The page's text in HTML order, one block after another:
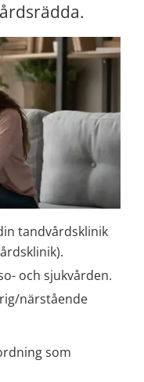
tandvårdsklinik
och sjukvården.
närstående
som